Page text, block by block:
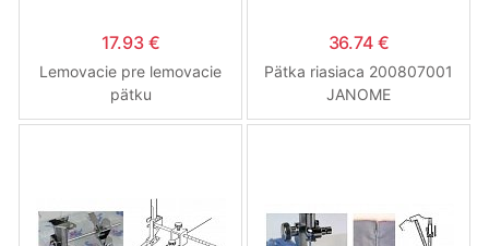
17.93 €
Lemovacie pre lemovacie
pätku
36.74 €
Pätka riasiaca 200807001
JANOME